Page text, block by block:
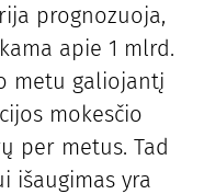
prognozuoja,
apie 1 mlrd.
metu galiojantį
mokesčio
per metus. Tad
išaugimas yra